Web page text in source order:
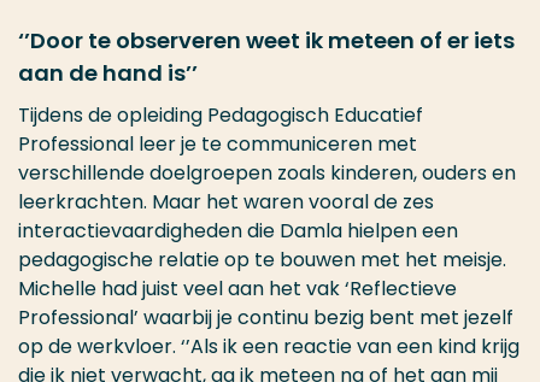
‘’Door te observeren weet ik meteen of er iets
aan de hand is’’
Tijdens de opleiding Pedagogisch Educatief
Professional leer je te communiceren met
verschillende doelgroepen zoals kinderen, ouders en
leerkrachten. Maar het waren vooral de zes
interactievaardigheden die Damla hielpen een
pedagogische relatie op te bouwen met het meisje.
Michelle had juist veel aan het vak ‘Reflectieve
Professional’ waarbij je continu bezig bent met jezelf
op de werkvloer. ‘’Als ik een reactie van een kind krijg
die ik niet verwacht, ga ik meteen na of het aan mij